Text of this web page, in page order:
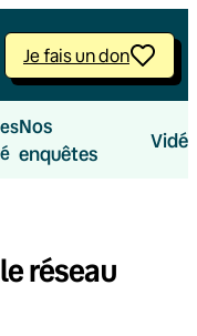
Je fais un don
Nos
enquêtes
réseau